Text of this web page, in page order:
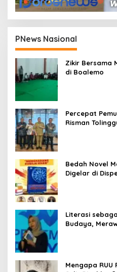
PNews Nasional
Zikir Bersama
di Boalemo
Percepat
Risman
Bedah Novel
Digelar di
Literasi
Budaya,
Mengapa RUU